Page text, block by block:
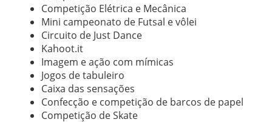
Competição Elétrica e Mecânica
Mini campeonato de Futsal e vôlei
Circuito de Just Dance
Kahoot.it
Imagem e ação com mímicas
Jogos de tabuleiro
Caixa das sensações
Confecção e competição de barcos de papel
Competição de Skate